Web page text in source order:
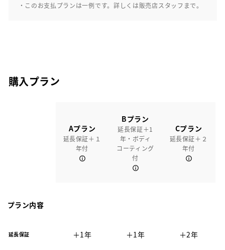
・このお支払プランは一例です。詳しくは販売店スタッフまで。
購入プラン
Aプラン
延長保証＋１
年付
Bプラン
延長保証＋1
年・ボディ
コーティング
付
Cプラン
延長保証＋２
年付
プラン内容
延長保証 ＋1年 ＋1年 ＋2年